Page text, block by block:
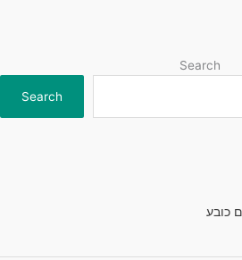
Search
Search